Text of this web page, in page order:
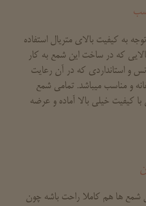
به کیفیت بالای متریال استفاده
که در ساخت این شمع به کار
و استانداردی که در آن رعایت
و مناسب میباشد. تمامی شمع
کیفیت خیلی بالا آماده و عرضه
شمع ها هم کاملا راحت باشه چون